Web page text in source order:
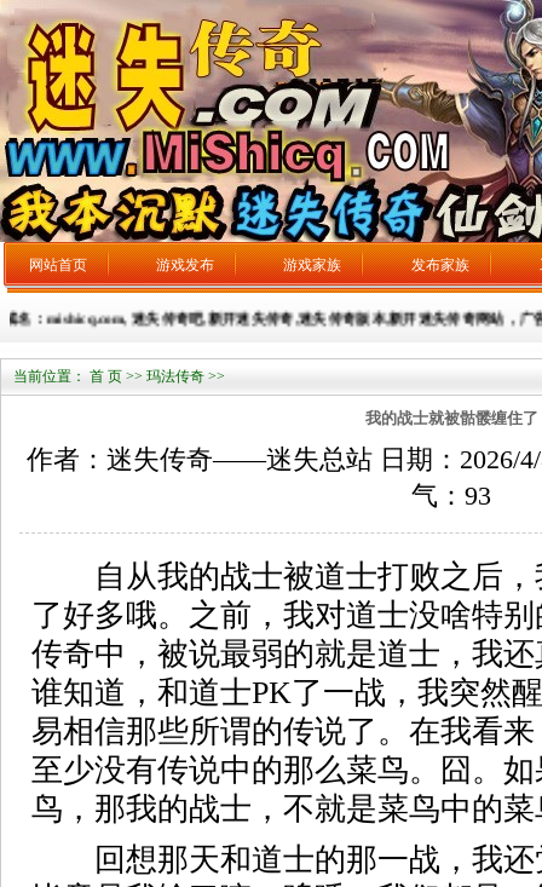
网站首页 游戏发布 游戏家族 发布家族
mishicq.com, 迷失传奇吧,新开迷失传奇,迷失传奇版本,新开迷失传奇网站，广告发
当前位置： 首 页 >> 玛法传奇 >>
我的战士就被骷髅缠住了
作者：迷失传奇——迷失总站 日期：2026/4/
气： 93
自从我的战士被道士打败之后，
了好多哦。之前，我对道士没啥特
传奇中，被说最弱的就是道士，我
谁知道，和道士PK了一战，我突然
易相信那些所谓的传说了。在我看
至少没有传说中的那么菜鸟。囧。
鸟，那我的战士，不就是菜鸟中的
回想那天和道士的那一战，我还